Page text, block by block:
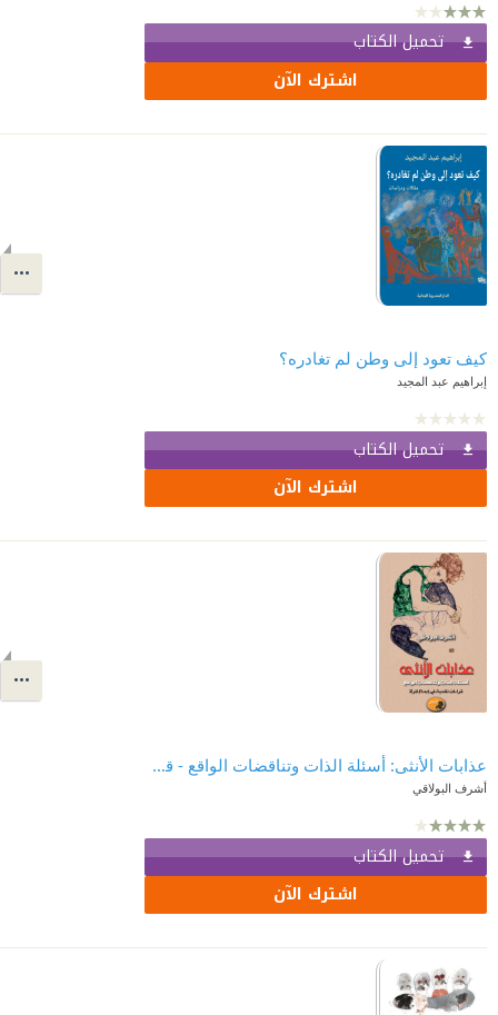
تحميل الكتاب
اشترك الآن
كيف تعود إلى وطن لم تغادره؟
إبراهيم عبد المجيد
تحميل الكتاب
اشترك الآن
عذابات الأنثى: أسئلة الذات وتناقضات الواقع - قراءات نقدية في إبداع المرأة
أشرف البولاقي
تحميل الكتاب
اشترك الآن